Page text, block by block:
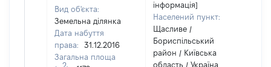
Вид об'єкта:
Земельна ділянка
Дата набуття
права:
31.12.2016
Загальна площа
2
інформація]
Населений пункт:
Щасливе /
Бориспільський
район / Київська
область / Україна